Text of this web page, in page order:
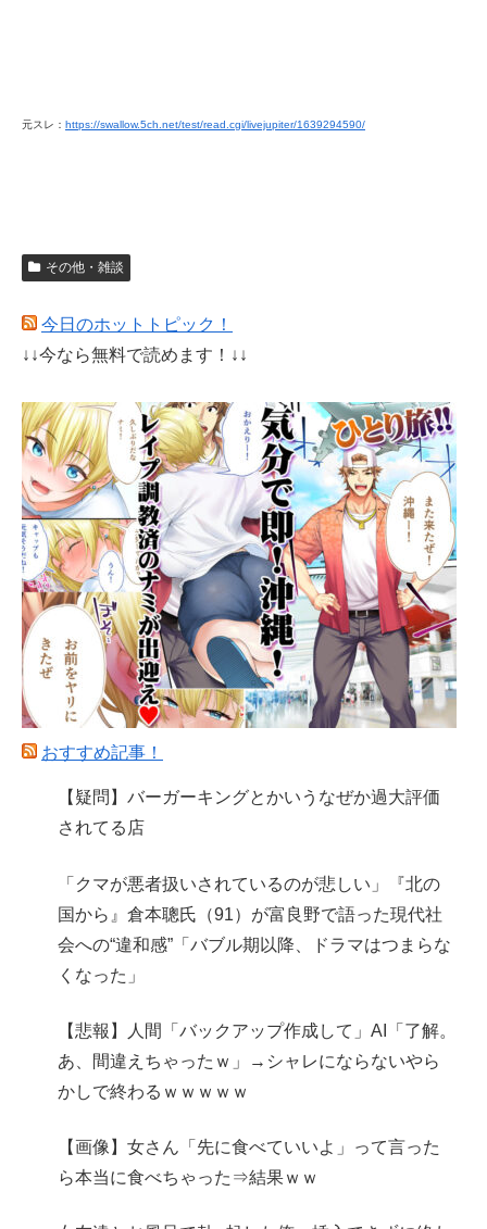
元スレ： https://swallow.5ch.net/test/read.cgi/livejupiter/1639294590/
その他・雑談
今日のホットトピック！
↓↓今なら無料で読めます！↓↓
おすすめ記事！
【疑問】バーガーキングとかいうなぜか過大評価
されてる店
「クマが悪者扱いされているのが悲しい」『北の
国から』倉本聰氏（91）が富良野で語った現代社
会への“違和感”「バブル期以降、ドラマはつまらな
くなった」
【悲報】人間「バックアップ作成して」AI「了解。
あ、間違えちゃったｗ」→シャレにならないやら
かしで終わるｗｗｗｗｗ
【画像】女さん「先に食べていいよ」って言った
ら本当に食べちゃった⇒結果ｗｗ